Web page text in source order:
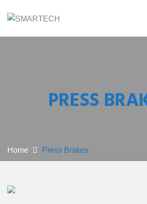
PRESS
Home Press Brakes